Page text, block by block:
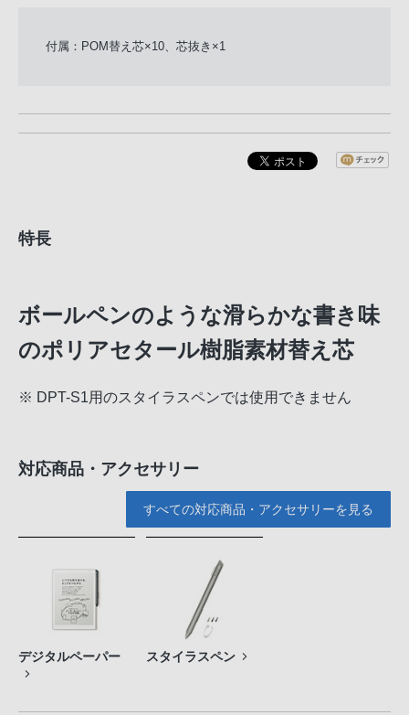
付属：POM替え芯×10、芯抜き×1
特長
ボールペンのような滑らかな書き味
のポリアセタール樹脂素材替え芯
※ DPT-S1用のスタイラスペンでは使用できません
対応商品・アクセサリー
すべての対応商品・アクセサリーを見る
デジタルペーパー スタイラスペン